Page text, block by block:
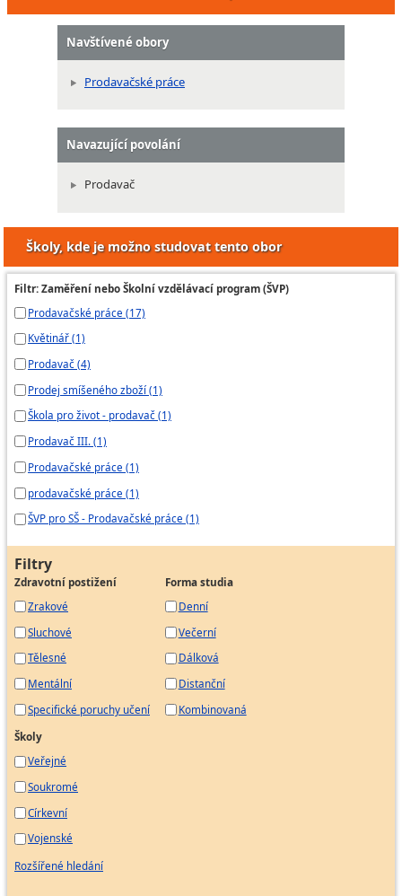
Navštívené obory
Prodavačské práce
Navazující povolání
Prodavač
Školy, kde je možno studovat tento obor
Filtr: Zaměření nebo Školní vzdělávací program (ŠVP)
Prodavačské práce (17)
Květinář (1)
Prodavač (4)
Prodej smíšeného zboží (1)
Škola pro život - prodavač (1)
Prodavač III. (1)
Prodavačské práce (1)
prodavačské práce (1)
ŠVP pro SŠ - Prodavačské práce (1)
Filtry
Zdravotní postižení
Zrakové
Sluchové
Tělesné
Mentální
Specifické poruchy učení
Forma studia
Denní
Večerní
Dálková
Distanční
Kombinovaná
Školy
Veřejné
Soukromé
Církevní
Vojenské
Rozšířené hledání